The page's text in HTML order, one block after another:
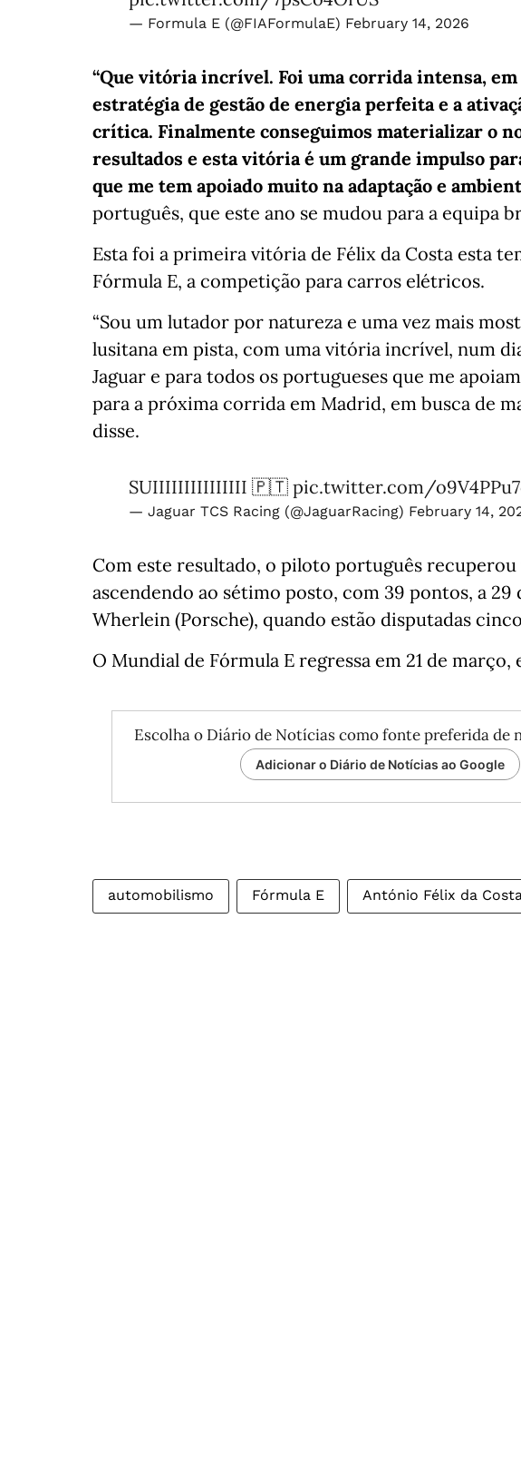
— Formula E (@FIAFormulaE) February 14, 2026
“Que vitória incrível. Foi uma corrida intensa,
estratégia de gestão de energia perfeita e a
crítica. Finalmente conseguimos materializar o
resultados e esta vitória é um grande impulso
que me tem apoiado muito na adaptação e
português, que este ano se mudou para a equipa
Esta foi a primeira vitória de Félix da Costa esta
Fórmula E, a competição para carros elétricos.
“Sou um lutador por natureza e uma vez mais
lusitana em pista, com uma vitória incrível, num
Jaguar e para todos os portugueses que me
para a próxima corrida em Madrid, em busca de
disse.
SUIIIIIIIIIIIIIII 🇵🇹 pic.twitter.com/
— Jaguar TCS Racing (@JaguarRacing) February 14,
Com este resultado, o piloto português
ascendendo ao sétimo posto, com 39 pontos, a 29
Wherlein (Porsche), quando estão disputadas
O Mundial de Fórmula E regressa em 21 de março,
Escolha o Diário de Notícias como fonte preferida de
Adicionar o Diário de Notícias ao Google
automobilismo Fórmula E António Félix da